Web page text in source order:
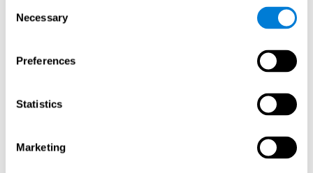
Selection
Necessary
Preferences
Statistics
Marketing
рабочую память?
можно тренировать и улучшать. CogniFit ("КогниФит") даёт
пластичности мозга
. CogniFit ("КогниФит") предлагает